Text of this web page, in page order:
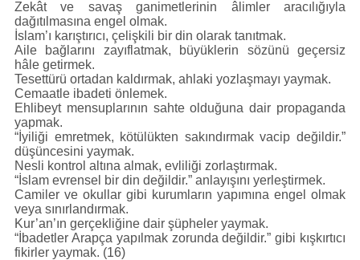
Zekât ve savaş ganimetlerinin âlimler aracılığıyla
dağıtılmasına engel olmak.
İslam’ı karıştırıcı, çelişkili bir din olarak tanıtmak.
Aile bağlarını zayıflatmak, büyüklerin sözünü geçersiz
hâle getirmek.
Tesettürü ortadan kaldırmak, ahlaki yozlaşmayı yaymak.
Cemaatle ibadeti önlemek.
Ehlibeyt mensuplarının sahte olduğuna dair propaganda
yapmak.
“İyiliği emretmek, kötülükten sakındırmak vacip değildir.”
düşüncesini yaymak.
Nesli kontrol altına almak, evliliği zorlaştırmak.
“İslam evrensel bir din değildir.” anlayışını yerleştirmek.
Camiler ve okullar gibi kurumların yapımına engel olmak
veya sınırlandırmak.
Kur’an’ın gerçekliğine dair şüpheler yaymak.
“İbadetler Arapça yapılmak zorunda değildir.” gibi kışkırtıcı
fikirler yaymak. (16)